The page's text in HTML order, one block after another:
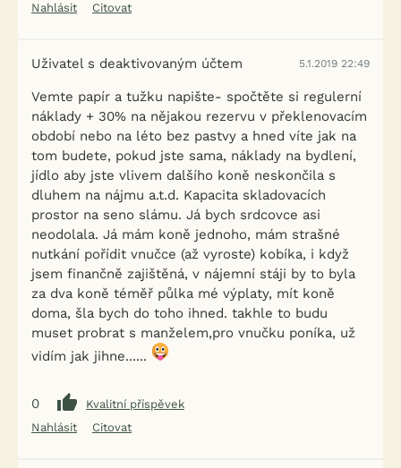
Nahlásit
Citovat
Uživatel s deaktivovaným účtem 5.1.2019 22:49
Vemte papír a tužku napište- spočtěte si regulerní
náklady + 30% na nějakou rezervu v překlenovacím
období nebo na léto bez pastvy a hned víte jak na
tom budete, pokud jste sama, náklady na bydlení,
jídlo aby jste vlivem dalšího koně neskončila s
dluhem na nájmu a.t.d. Kapacita skladovacích
prostor na seno slámu. Já bych srdcovce asi
neodolala. Já mám koně jednoho, mám strašné
nutkání pořídit vnučce (až vyroste) kobíka, i když
jsem finančně zajištěná, v nájemní stáji by to byla
za dva koně téměř půlka mé výplaty, mít koně
doma, šla bych do toho ihned. takhle to budu
muset probrat s manželem,pro vnučku poníka, už
vidím jak jihne......
0
Kvalitní příspěvek
Nahlásit
Citovat